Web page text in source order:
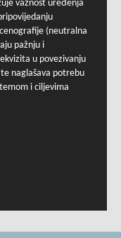
važnost uređenja
(neutralna
pažnju i
u povezivanju
naglašava potrebu
i ciljevima